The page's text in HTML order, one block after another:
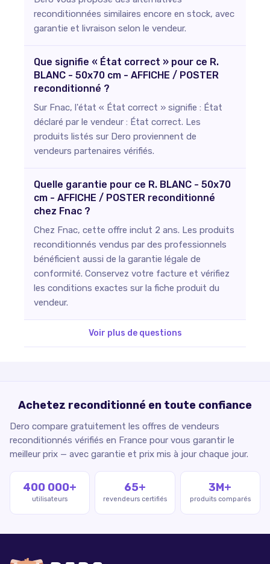
reconditionnées similaires encore en stock, avec
garantie et livraison selon le vendeur.
Que signifie « État correct » pour ce R.
BLANC - 50x70 cm - AFFICHE / POSTER
reconditionné ?
Sur Fnac, l'état « État correct » signifie : État
déclaré par le vendeur : État correct. Les
produits listés sur Dero proviennent de
vendeurs partenaires vérifiés.
Quelle garantie pour ce R. BLANC - 50x70
cm - AFFICHE / POSTER reconditionné
chez Fnac ?
Chez Fnac, cette offre inclut 2 ans. Les produits
reconditionnés vendus par des professionnels
bénéficient aussi de la garantie légale de
conformité. Conservez votre facture et vérifiez
les conditions exactes sur la fiche produit du
vendeur.
Voir plus de questions
Achetez reconditionné en toute confiance
Dero compare gratuitement les offres de vendeurs
reconditionnés vérifiés en France pour vous garantir le
meilleur prix — avec garantie et prix mis à jour chaque jour.
400 000+
utilisateurs
65+
revendeurs certifiés
3M+
produits comparés